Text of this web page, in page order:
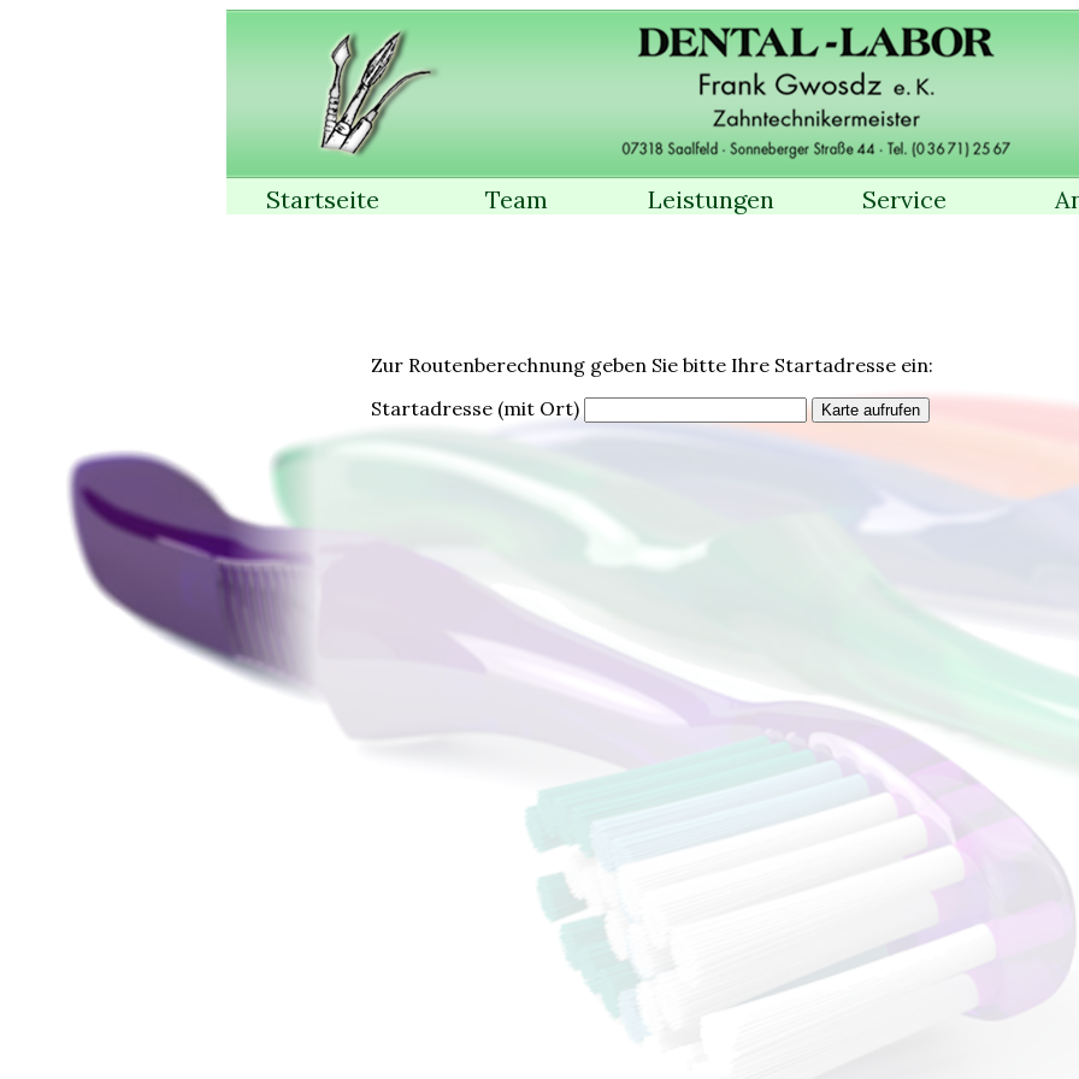
Startseite Team Leistungen Service
Zur Routenberechnung geben Sie bitte Ihre Startadresse ein:
Startadresse (mit Ort)
Karte aufrufen